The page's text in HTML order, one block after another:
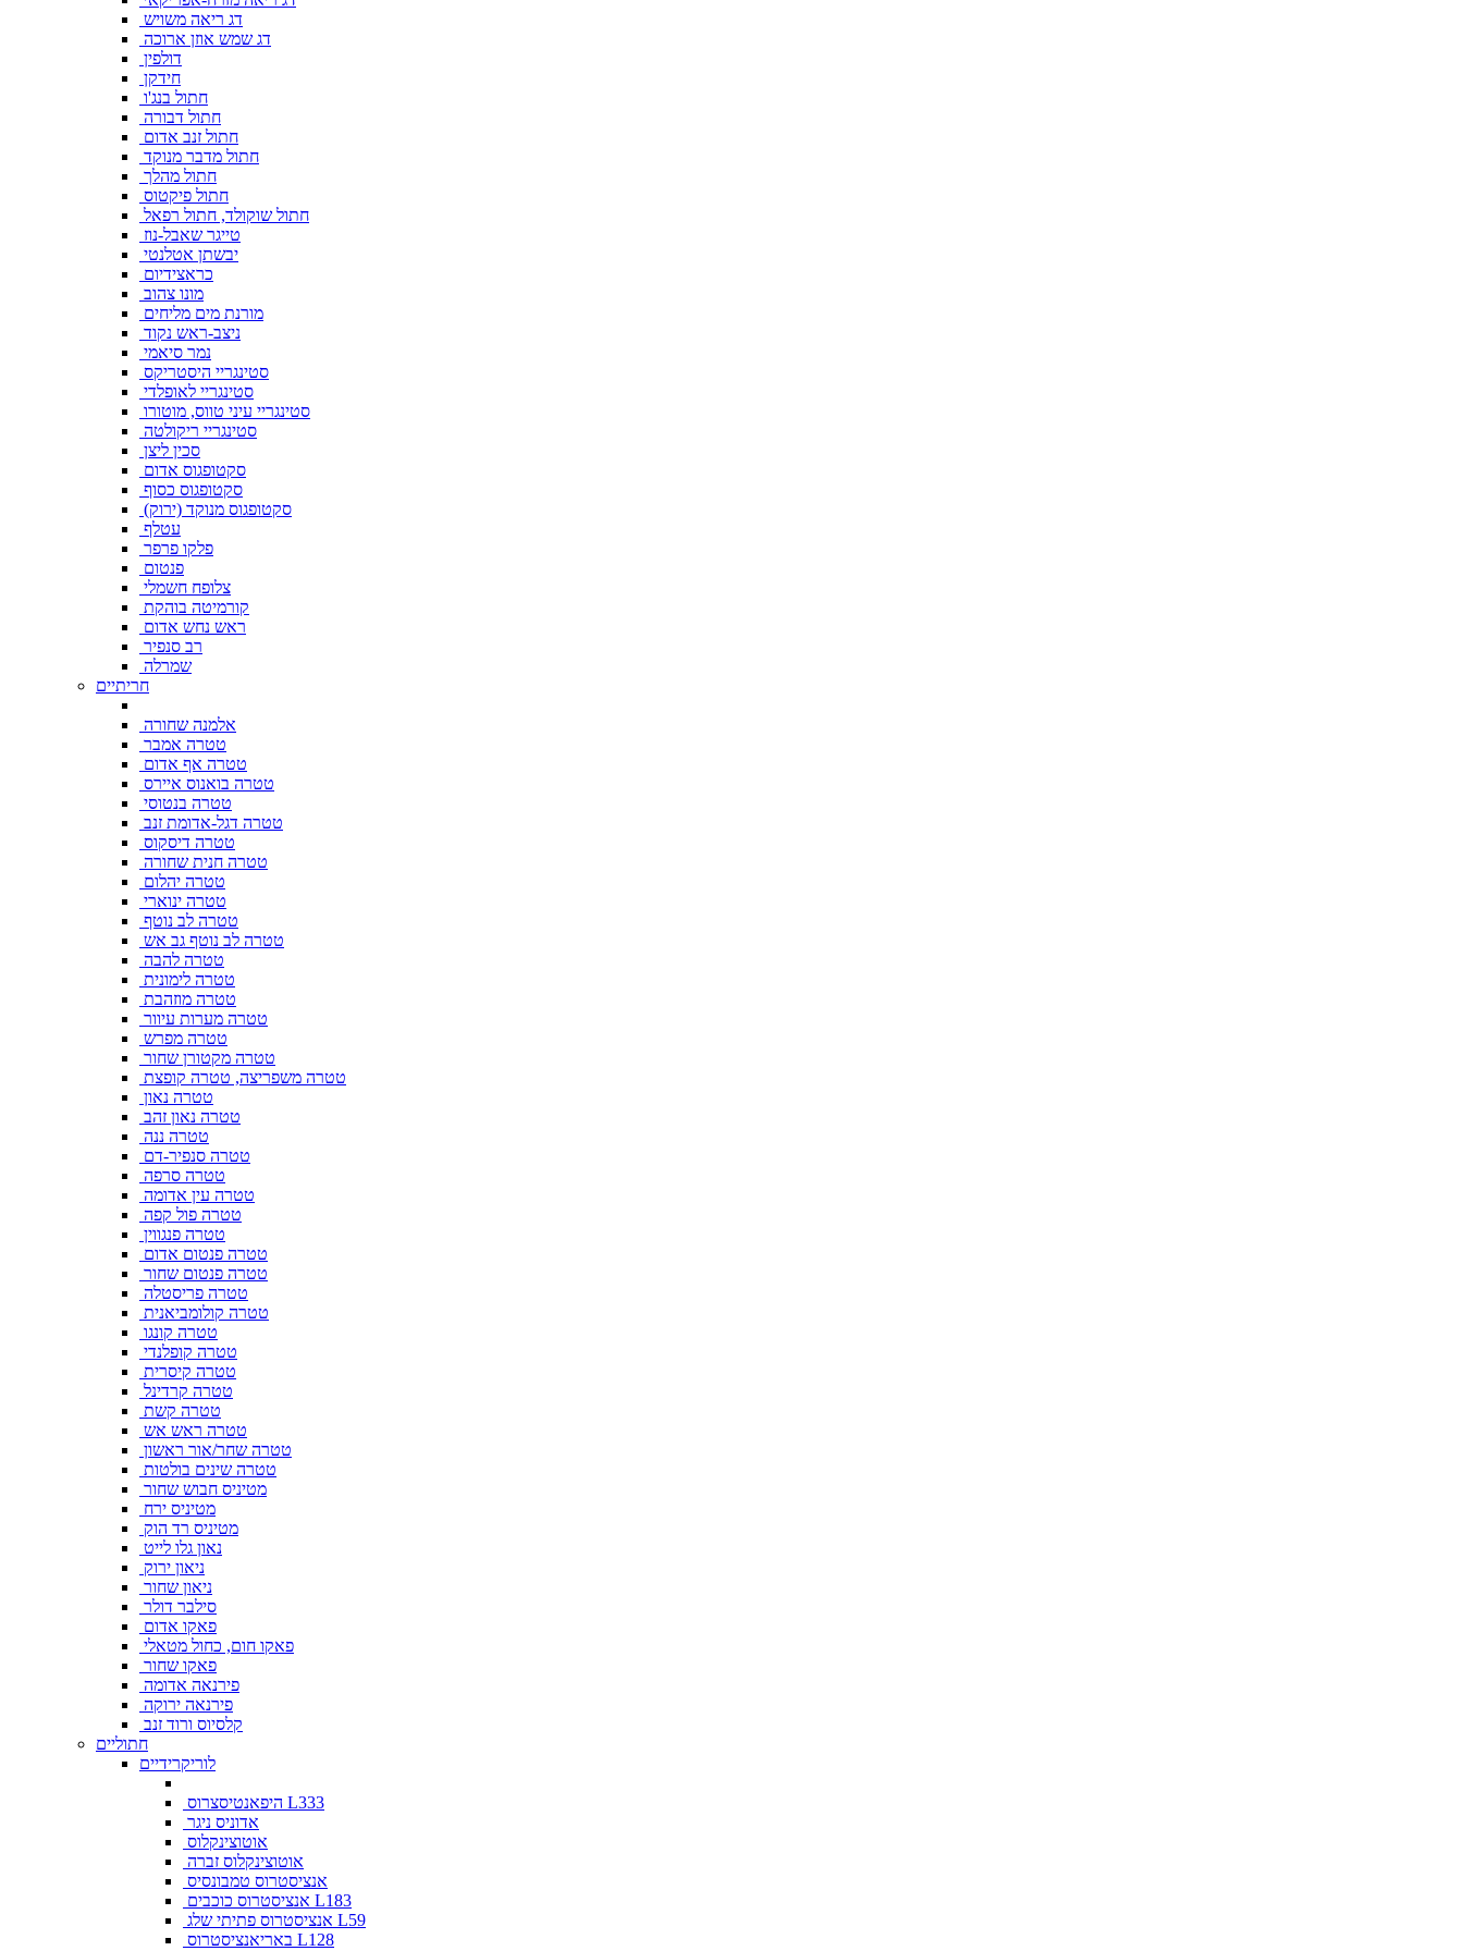
דג ריאה משויש
דג שמש אוזן ארוכה
דולפין
חידקן
חתול בנג'ו
חתול דבורה
חתול זנב אדום
חתול מדבר מנוקד
חתול מהלך
חתול פיקטוס
חתול שוקולד, חתול רפאל
טייגר שאבל-נוז
יבשתן אטלנטי
כראצידיום
מונו צהוב
מורנת מים מליחים
ניצב-ראש נקוד
נמר סיאמי
סטינגריי היסטריקס
סטינגריי לאופלדי
סטינגריי עיני טווס, מוטורו
סטינגריי ריקולטה
סכין ליצן
סקטופגוס אדום
סקטופגוס כסוף
סקטופגוס מנוקד (ירוק)
עטלף
פלקו פרפר
פנטום
צלופח חשמלי
קורמיטה בוהקת
ראש נחש אדום
רב סנפיר
שמרלה
חריתיים
אלמנה שחורה
טטרה אמבר
טטרה אף אדום
טטרה בואנוס איירס
טטרה בנטוסי
טטרה דגל-אדומת זנב
טטרה דיסקוס
טטרה חנית שחורה
טטרה יהלום
טטרה ינוארי
טטרה לב נוטף
טטרה לב נוטף גב אש
טטרה להבה
טטרה לימונית
טטרה מוזהבת
טטרה מערות עיוור
טטרה מפרש
טטרה מקטורן שחור
טטרה משפריצה, טטרה קופצת
טטרה נאון
טטרה נאון זהב
טטרה ננה
טטרה סנפיר-דם
טטרה סרפה
טטרה עין אדומה
טטרה פול קפה
טטרה פנגווין
טטרה פנטום אדום
טטרה פנטום שחור
טטרה פריסטלה
טטרה קולומביאנית
טטרה קונגו
טטרה קופלנדי
טטרה קיסרית
טטרה קרדינל
טטרה קשת
טטרה ראש אש
טטרה שחר/אור ראשון
טטרה שינים בולטות
מטיניס חבוש שחור
מטיניס ירח
מטיניס רד הוק
נאון גלו לייט
ניאון ירוק
ניאון שחור
סילבר דולר
פאקו אדום
פאקו חום, כחול מטאלי
פאקו שחור
פירנאה אדומה
פירנאה ירוקה
קלסיוס ורוד זנב
חתוליים
לוריקרידיים
היפאנטיסצרוס L333
אדוניס ניגר
אוטוצינקלוס
אוטוצינקלוס זברה
אנציסטרוס טמבונסיס
אנציסטרוס כוכבים L183
אנציסטרוס פתיתי שלג L59
באריאנציסטרוס L128